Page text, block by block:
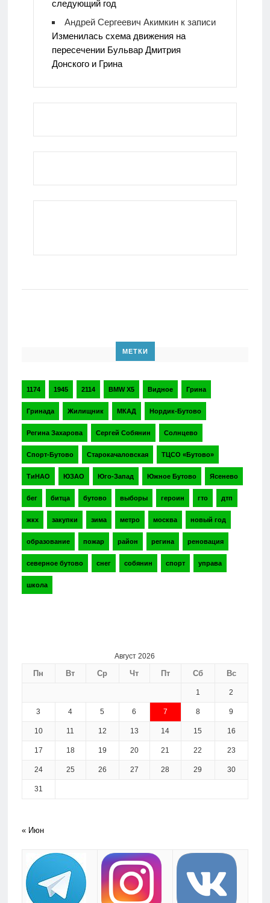
следующий год
Андрей Сергеевич Акимкинк записи
Изменилась схема движения на
пересечении Бульвар Дмитрия
Донского и Грина
МЕТКИ
1174 1945 2114 BMW X5 Видное Грина
Гринада Жилищник МКАД Нордик-Бутово
Регина Захарова Сергей Собянин Солнцево
Спорт-Бутово Старокачаловская ТЦСО «Бутово»
ТиНАО ЮЗАО Юго-Запад Южное Бутово Ясенево
бег битца бутово выборы героин гто дтп
жкх закупки зима метро москва новый год
образование пожар район регина реновация
северное бутово снег собянин спорт управа
школа
Август 2026
Пн Вт Ср Чт Пт Сб Вс
1 2
3 4 5 6 7 8 9
10 11 12 13 14 15 16
17 18 19 20 21 22 23
24 25 26 27 28 29 30
31
« Июн